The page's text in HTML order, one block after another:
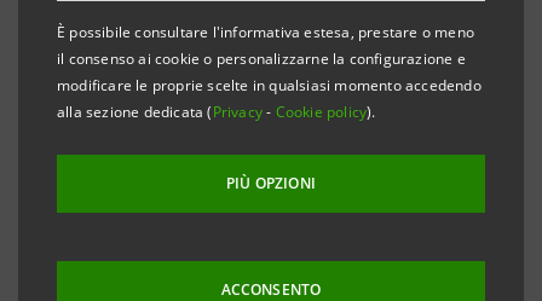
È possibile consultare l'informativa estesa, prestare o meno
il consenso ai cookie o personalizzarne la configurazione e
modificare le proprie scelte in qualsiasi momento accedendo
alla sezione dedicata (Privacy- Cookie policy).
PIÙ OPZIONI
ACCONSENTO
L’operazione, strutturata da IntesaBci in qualità di
Sole Arranger, riguarda un portafoglio costituito da
circa 67.000 pratiche di mutui fondiariin bonis,che ha
un valore di libro di € 2.026 milioni. La cessione
Gruppo IntesaBci.